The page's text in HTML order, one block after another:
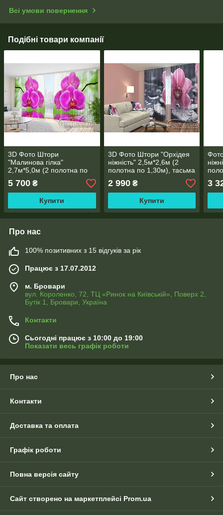
Всі умови повернення
Подібні товари компанії
3D Фото Штори
"Малинова гілка"
2,7м*5,0м (2 полотна по
5 700 ₴
Купити
3D Фото Штори "Орхідея
ніжність" 2,5м*2,6м (2
полотна по 1,30м), тасьма
2 990₴
Купити
3
Про нас
100% позитивних з 15 відгуків за рік
Працює з 17.07.2012
м. Бровари
вул. Короленко, 72, ТЦ «Ринок на Київській», Поверх 2,
Бутік 1, Бровари, Україна
Контакти
Сьогодні працює з 10:00 до 19:00
Показати весь графік роботи
Про нас
Контакти
Доставка та оплата
Графік роботи
Повна версія сайту
Сайт створено на маркетплейсі Prom.ua